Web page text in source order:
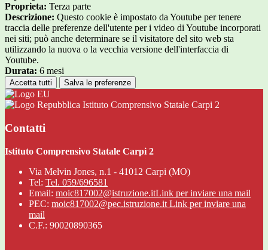
Proprieta: Terza parte
Descrizione: Questo cookie è impostato da Youtube per tenere
traccia delle preferenze dell'utente per i video di Youtube incorporati
nei siti; può anche determinare se il visitatore del sito web sta
utilizzando la nuova o la vecchia versione dell'interfaccia di
Youtube.
Durata: 6 mesi
Accetta tutti Salva le preferenze
Istituto Comprensivo Statale Carpi 2
Contatti
Istituto Comprensivo Statale Carpi 2
Via Melvin Jones, n.1 - 41012 Carpi (MO)
Tel: Tel. 059/696581
Email: moic817002@istruzione.itLink per inviare una mail
PEC: moic817002@pec.istruzione.it Link per inviare una
mail
C.F.: 90020890365